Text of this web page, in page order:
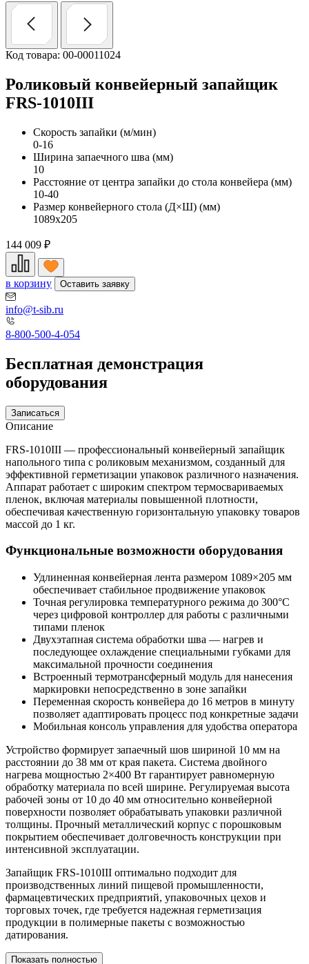
Код товара: 00-00011024
Роликовый конвейерный запайщик
FRS-1010III
Скорость запайки (м/мин)
0-16
Ширина запаечного шва (мм)
10
Расстояние от центра запайки до стола конвейера (мм)
10-40
Размер конвейерного стола (Д×Ш) (мм)
1089х205
144 009 ₽
в корзину Оставить заявку
info@t-sib.ru
8-800-500-4-054
Бесплатная демонстрация
оборудования
Записаться
Описание
FRS-1010III — профессиональный конвейерный запайщик
напольного типа с роликовым механизмом, созданный для
эффективной герметизации упаковок различного назначения.
Аппарат работает с широким спектром термосвариваемых
пленок, включая материалы повышенной плотности,
обеспечивая качественную горизонтальную упаковку товаров
массой до 1 кг.
Функциональные возможности оборудования
Удлиненная конвейерная лента размером 1089×205 мм
обеспечивает стабильное продвижение упаковок
Точная регулировка температурного режима до 300°С
через цифровой контроллер для работы с различными
типами пленок
Двухэтапная система обработки шва — нагрев и
последующее охлаждение специальными губками для
максимальной прочности соединения
Встроенный термотрансферный модуль для нанесения
маркировки непосредственно в зоне запайки
Переменная скорость конвейера до 16 метров в минуту
позволяет адаптировать процесс под конкретные задачи
Мобильная консоль управления для удобства оператора
Устройство формирует запаечный шов шириной 10 мм на
расстоянии до 38 мм от края пакета. Система двойного
нагрева мощностью 2×400 Вт гарантирует равномерную
обработку материала по всей ширине. Регулируемая высота
рабочей зоны от 10 до 40 мм относительно конвейерной
поверхности позволяет обрабатывать упаковки различной
толщины. Прочный металлический корпус с порошковым
покрытием обеспечивает долговечность конструкции при
интенсивной эксплуатации.
Запайщик FRS-1010III оптимально подходит для
производственных линий пищевой промышленности,
фармацевтических предприятий, упаковочных цехов и
торговых точек, где требуется надежная герметизация
продукции в полимерные пакеты с возможностью
датирования.
Показать полностью